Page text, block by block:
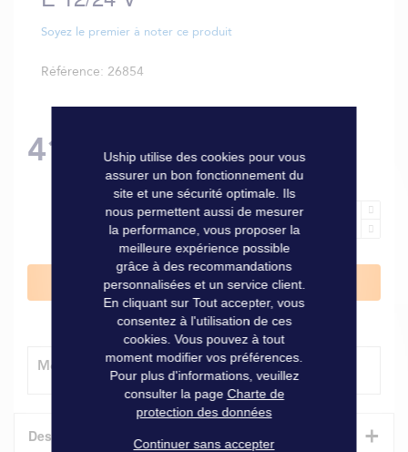
Soyez le premier à noter ce produit
Référence 26854
419,00 €
Ajouter au panier
Modes de livraison
Description +
Uship utilise des cookies pour vous
assurer un bon fonctionnement du
site et une sécurité optimale. Ils
nous permettent aussi de mesurer
la performance, vous proposer la
meilleure expérience possible
grâce à des recommandations
personnalisées et un service client.
En cliquant sur Tout accepter, vous
consentez à l'utilisation de ces
cookies. Vous pouvez à tout
moment modifier vos préférences.
Pour plus d'informations, veuillez
consulter la page Charte de
protection des données
Continuer sans accepter